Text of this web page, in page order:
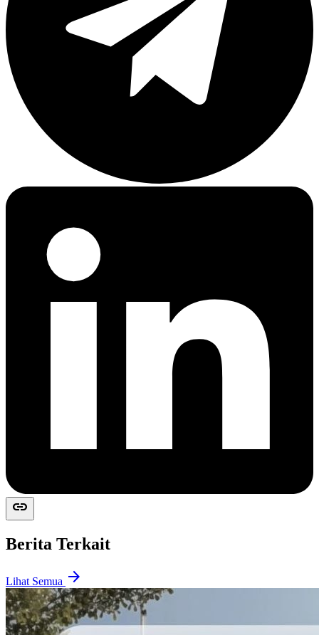
link
Berita Terkait
Lihat Semua arrow_forward